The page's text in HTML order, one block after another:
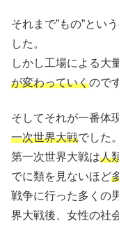
それまで”もの”とい
した。
しかし工場による大
が変わっていくので
そしてそれが一番体
一次世界大戦でした。
第一次世界大戦は人
でに類を見ないほど
戦争に行った多くの
界大戦後、女性の社